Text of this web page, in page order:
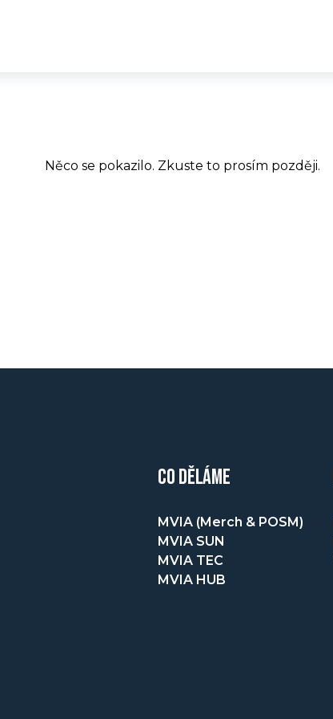
Něco se pokazilo. Zkuste to prosím později.
CO DĚLÁME
MVIA (Merch & POSM)
MVIA SUN
MVIA TEC
MVIA HUB